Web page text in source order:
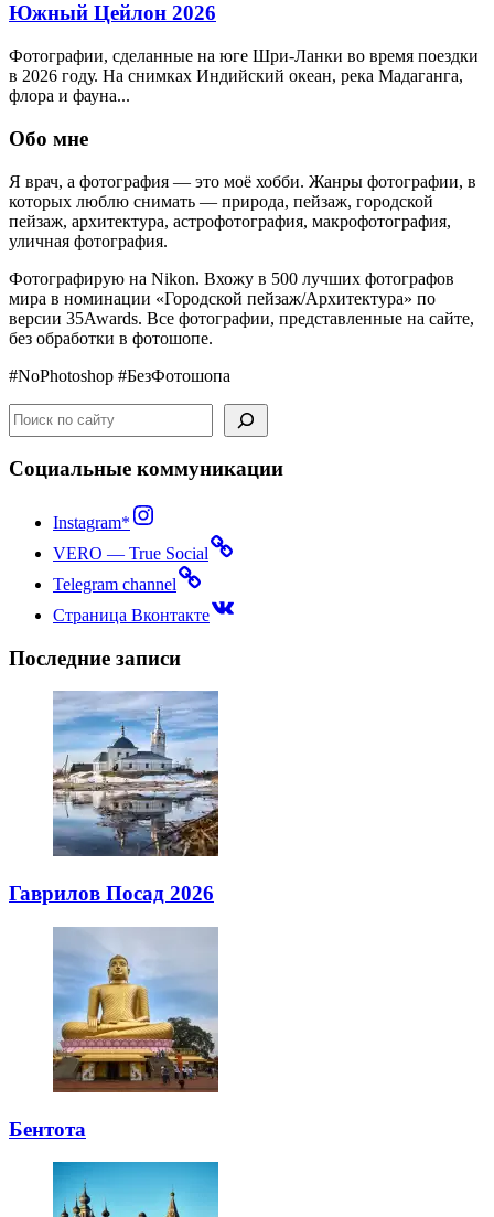
Южный Цейлон 2026
Фотографии, сделанные на юге Шри-Ланки во время поездки
в 2026 году. На снимках Индийский океан, река Мадаганга,
флора и фауна...
30.03.2026
Обо мне
Я врач, а фотография — это моё хобби. Жанры фотографии, в
которых люблю снимать — природа, пейзаж, городской
пейзаж, архитектура, астрофотография, макрофотография,
уличная фотография.
Фотографирую на Nikon. Вхожу в 500 лучших фотографов
мира в номинации «Городской пейзаж/Архитектура» по
версии 35Awards. Все фотографии, представленные на сайте,
без обработки в фотошопе.
#NoPhotoshop #БезФотошопа
Поиск
Социальные коммуникации
Instagram*
VERO — True Social
Telegram channel
Страница Вконтакте
Последние записи
Гаврилов Посад 2026
Бентота